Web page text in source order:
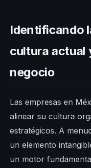
Identificando
cultura actual
negocio
Las empresas en
alinear su cultura
estratégicos. A
un elemento
un motor